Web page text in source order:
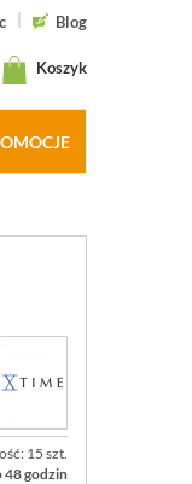
Blog
Koszyk
15 szt.
48 godzin